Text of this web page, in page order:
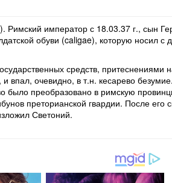
император с 18.03.37 г., сын
обуви (caligae), которую носил с
средств,
впал, очевидно, в т.н. кесарево
было преобразовано в римскую
преторианской гвардии. После его
Светоний.